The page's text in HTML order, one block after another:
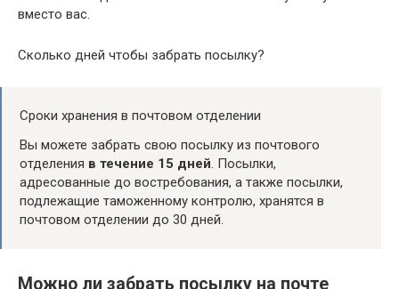
вместо вас.
Сколько дней чтобы забрать посылку?
Сроки хранения в почтовом отделении
Вы можете забрать свою посылку из почтового
отделения в течение 15 дней. Посылки,
адресованные до востребования, а также посылки,
подлежащие таможенному контролю, хранятся в
почтовом отделении до 30 дней.
Можно ли забрать посылку на почте